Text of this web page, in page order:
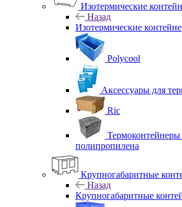
Изотермические
Назад
Изотермические
Polycool
Аксессуары для
Ric
Термоконтейнеры
полипропилена
Крупногабаритные
Назад
Крупногабаритные